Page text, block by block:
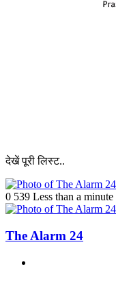
देखें पूरी लिस्ट..
0 539 Less than a minute
The Alarm 24